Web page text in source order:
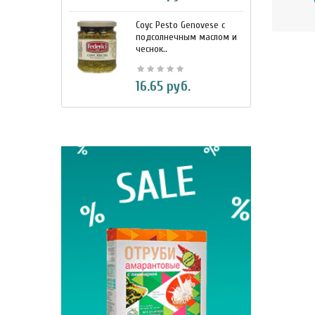
Соус Pesto Genovese c
подсолнечным маслом и
чеснок..
16.65 руб.